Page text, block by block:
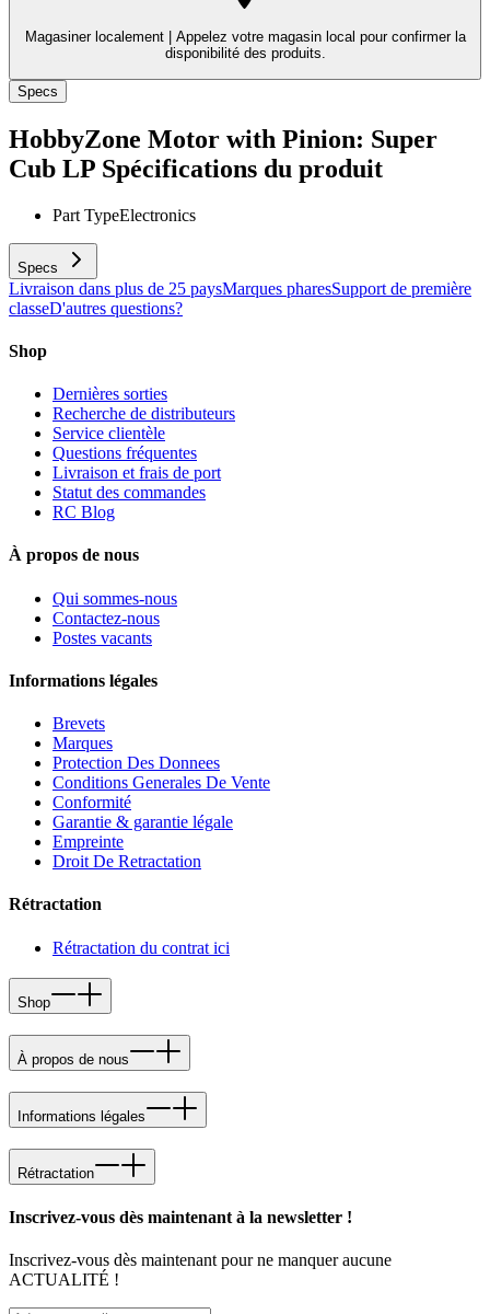
Magasiner localement |
Appelez votre magasin local pour confirmer la
disponibilité des produits.
Specs
HobbyZone Motor with Pinion: Super
Cub LP Spécifications du produit
Part TypeElectronics
Specs
Livraison dans plus de 25 paysMarques pharesSupport de première
classeD'autres questions?
Shop
Dernières sorties
Recherche de distributeurs
Service clientèle
Questions fréquentes
Livraison et frais de port
Statut des commandes
RC Blog
À propos de nous
Qui sommes-nous
Contactez-nous
Postes vacants
Informations légales
Brevets
Marques
Protection Des Donnees
Conditions Generales De Vente
Conformité
Garantie & garantie légale
Empreinte
Droit De Retractation
Rétractation
Rétractation du contrat ici
Shop
À propos de nous
Informations légales
Rétractation
Inscrivez-vous dès maintenant à la newsletter !
Inscrivez-vous dès maintenant pour ne manquer aucune
ACTUALITÉ !